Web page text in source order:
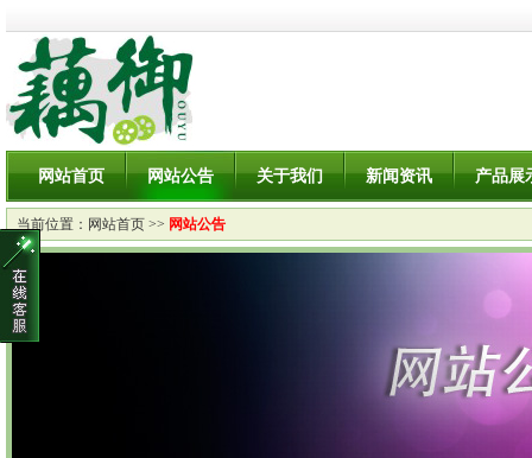
网站首页 网站公告 关于我们 新闻资讯 产品展
当前位置： 网站首页 >> 网站公告